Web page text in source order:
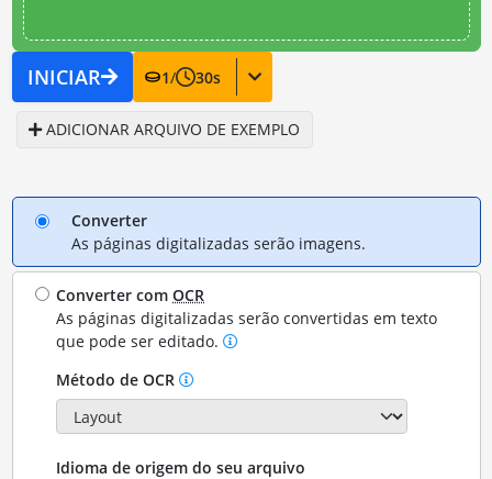
INICIAR 1/ 30s
ADICIONAR ARQUIVO DE EXEMPLO
Converter
As páginas digitalizadas serão imagens.
Converter comOCR
As páginas digitalizadas serão convertidas em texto
que pode ser editado.
Método de OCR
Idioma de origem do seu arquivo